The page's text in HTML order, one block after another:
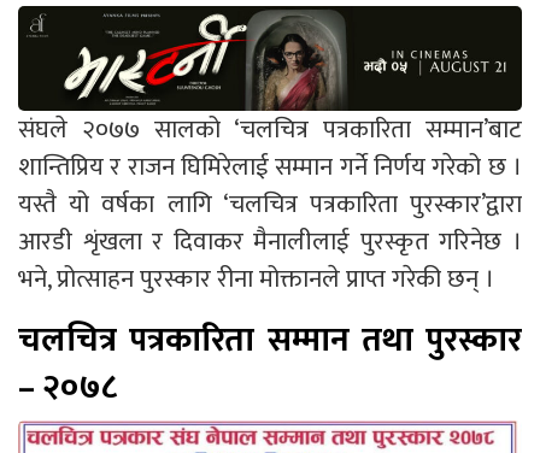
संघले २०७७ सालको ‘चलचित्र पत्रकारिता सम्मान’बाट
शान्तिप्रिय र राजन घिमिरेलाई सम्मान गर्ने निर्णय गरेको छ ।
यस्तै यो वर्षका लागि ‘चलचित्र पत्रकारिता पुरस्कार’द्वारा
आरडी शृंखला र दिवाकर मैनालीलाई पुरस्कृत गरिनेछ ।
भने, प्रोत्साहन पुरस्कार रीना मोक्तानले प्राप्त गरेकी छन् ।
चलचित्र पत्रकारिता सम्मान तथा पुरस्कार
– २०७८